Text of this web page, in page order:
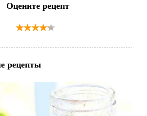
Оцените рецепт
рецепты